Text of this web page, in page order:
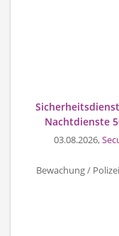
Nachtdienste
03.08.2026,
Bewachung /